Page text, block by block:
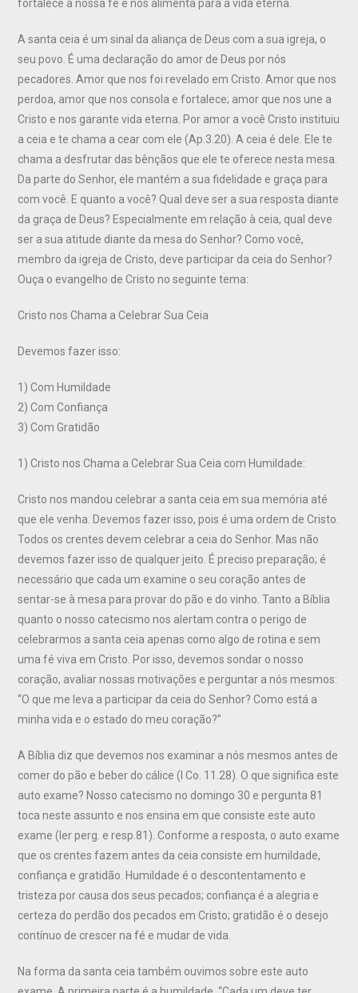
fortalece a nossa fé e nos alimenta para a vida eterna.
A santa ceia é um sinal da aliança de Deus com a sua igreja, o
seu povo. É uma declaração do amor de Deus por nós
pecadores. Amor que nos foi revelado em Cristo. Amor que nos
perdoa, amor que nos consola e fortalece; amor que nos une a
Cristo e nos garante vida eterna. Por amor a você Cristo instituiu
a ceia e te chama a cear com ele (Ap.3.20). A ceia é dele. Ele te
chama a desfrutar das bênçãos que ele te oferece nesta mesa.
Da parte do Senhor, ele mantém a sua fidelidade e graça para
com você. E quanto a você? Qual deve ser a sua resposta diante
da graça de Deus? Especialmente em relação à ceia, qual deve
ser a sua atitude diante da mesa do Senhor? Como você,
membro da igreja de Cristo, deve participar da ceia do Senhor?
Ouça o evangelho de Cristo no seguinte tema:
Cristo nos Chama a Celebrar Sua Ceia
Devemos fazer isso:
1) Com Humildade
2) Com Confiança
3) Com Gratidão
1) Cristo nos Chama a Celebrar Sua Ceia com Humildade:
Cristo nos mandou celebrar a santa ceia em sua memória até
que ele venha. Devemos fazer isso, pois é uma ordem de Cristo.
Todos os crentes devem celebrar a ceia do Senhor. Mas não
devemos fazer isso de qualquer jeito. É preciso preparação; é
necessário que cada um examine o seu coração antes de
sentar-se à mesa para provar do pão e do vinho. Tanto a Bíblia
quanto o nosso catecismo nos alertam contra o perigo de
celebrarmos a santa ceia apenas como algo de rotina e sem
uma fé viva em Cristo. Por isso, devemos sondar o nosso
coração, avaliar nossas motivações e perguntar a nós mesmos:
“O que me leva a participar da ceia do Senhor? Como está a
minha vida e o estado do meu coração?”
A Bíblia diz que devemos nos examinar a nós mesmos antes de
comer do pão e beber do cálice (I Co. 11.28). O que significa este
auto exame? Nosso catecismo no domingo 30 e pergunta 81
toca neste assunto e nos ensina em que consiste este auto
exame (ler perg. e resp.81). Conforme a resposta, o auto exame
que os crentes fazem antes da ceia consiste em humildade,
confiança e gratidão. Humildade é o descontentamento e
tristeza por causa dos seus pecados; confiança é a alegria e
certeza do perdão dos pecados em Cristo; gratidão é o desejo
contínuo de crescer na fé e mudar de vida.
Na forma da santa ceia também ouvimos sobre este auto